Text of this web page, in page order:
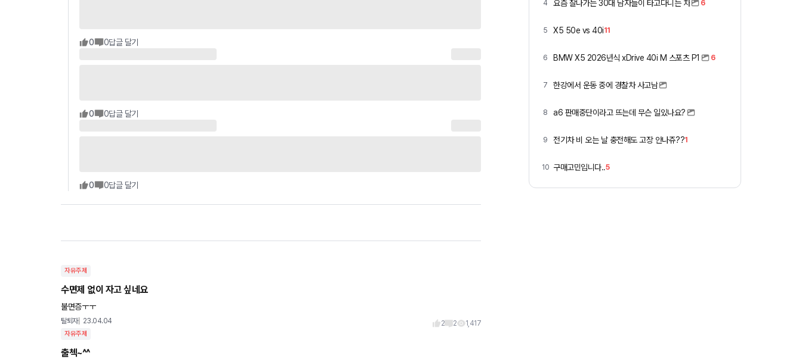
0 0답글 달기
0 0답글 달기
0 0답글 달기
자유주제
수면제 없이 자고 싶네요
불면증ㅜㅜ
탈퇴자 23.04.04 2 2 1,417
자유주제
출첵~^^
4 요즘 잘나가는 30대 남자들이 타고다니는 차 6
5 X5 50e vs 40i11
6 BMW X5 2026년식 xDrive 40i M 스포츠 P1 6
7 한강에서 운동 중에 경찰차 사고남
8 a6 판매중단이라고 뜨는데 무슨 일있나요?
9 전기차 비 오는 날 충전해도 고장 안나쥬??1
10 구매고민입니다..5